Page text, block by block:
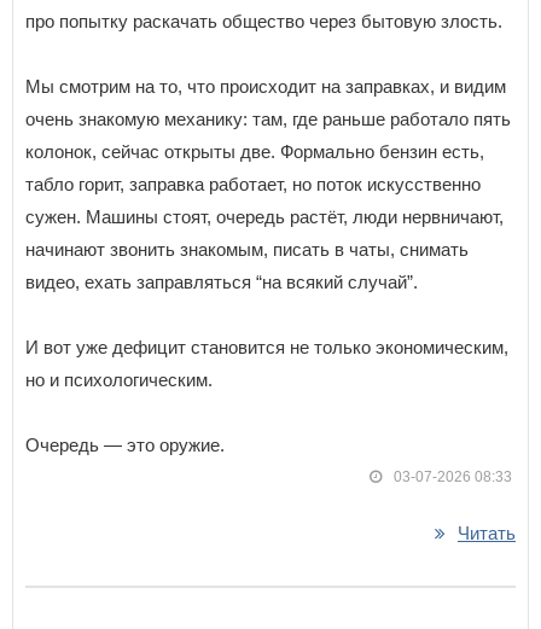
про попытку раскачать общество через бытовую злость.
Мы смотрим на то, что происходит на заправках, и видим
очень знакомую механику: там, где раньше работало пять
колонок, сейчас открыты две. Формально бензин есть,
табло горит, заправка работает, но поток искусственно
сужен. Машины стоят, очередь растёт, люди нервничают,
начинают звонить знакомым, писать в чаты, снимать
видео, ехать заправляться “на всякий случай”.
И вот уже дефицит становится не только экономическим,
но и психологическим.
Очередь — это оружие.
03-07-2026 08:33
Читать